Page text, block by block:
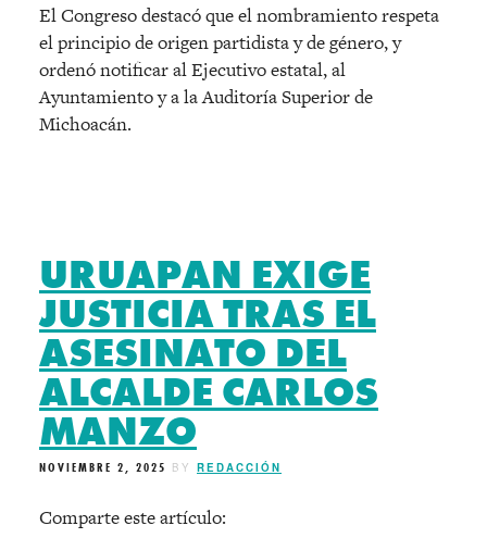
El Congreso destacó que el nombramiento respeta
el principio de origen partidista y de género, y
ordenó notificar al Ejecutivo estatal, al
Ayuntamiento y a la Auditoría Superior de
Michoacán.
URUAPAN EXIGE
JUSTICIA TRAS EL
ASESINATO DEL
ALCALDE CARLOS
MANZO
NOVIEMBRE 2, 2025 BY REDACCIÓN
Comparte este artículo: